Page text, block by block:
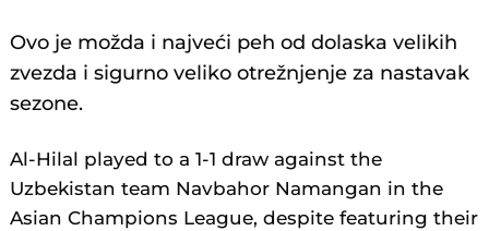
Ovo je možda i najveći peh od dolaska velikih
zvezda i sigurno veliko otrežnjenje za nastavak
sezone.
Al-Hilal played to a 1-1 draw against the
Uzbekistan team Navbahor Namangan in the
Asian Champions League, despite featuring their